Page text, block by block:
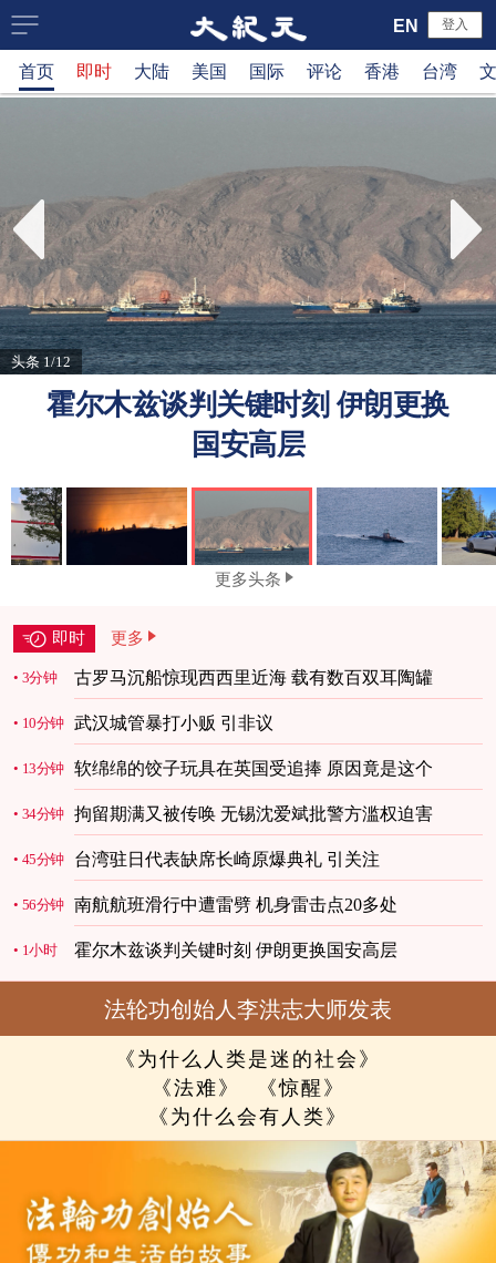
大
纪
新
闻
网
登入
EN
首页 即时 大陆 美国 国际 评论 香港 台湾
头条 1/12
霍尔木兹谈判关键时刻 伊朗更换
国安高层
更多头条
即时 更多
3分钟 古罗马沉船惊现西西里近海 载有数百双耳陶罐
10分钟 武汉城管暴打小贩 引非议
13分钟 软绵绵的饺子玩具在英国受追捧 原因竟是这个
34分钟 拘留期满又被传唤 无锡沈爱斌批警方滥权迫害
45分钟 台湾驻日代表缺席长崎原爆典礼 引关注
56分钟 南航航班滑行中遭雷劈 机身雷击点20多处
1小时 霍尔木兹谈判关键时刻 伊朗更换国安高层
法轮功创始人李洪志大师发表
《为什么人类是迷的社会》
《法难》
《惊醒》
《为什么会有人类》